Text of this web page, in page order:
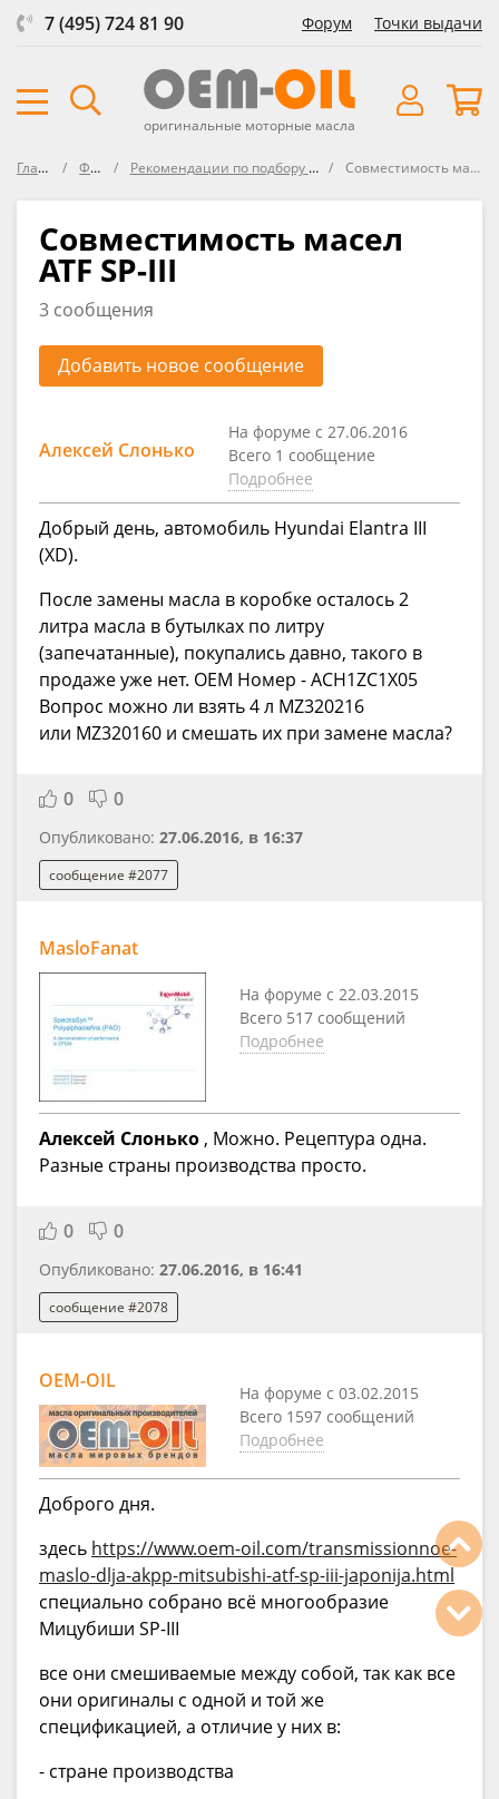
7 (495) 724 81 90 Форум Точки выдачи
оригинальные моторные масла
Главная Форум Рекомендации по подбору жидкости АКПП Совместимость масел ATF SP-III
Совместимость масел
ATF SP-III
3 сообщения
Добавить новое сообщение
Алексей Слонько
На форуме с 27.06.2016
Всего 1 сообщение
Подробнее
Добрый день, автомобиль Hyundai Elantra III
(XD).
После замены масла в коробке осталось 2
литра масла в бутылках по литру
(запечатанные), покупались давно, такого в
продаже уже нет. OEM Номер - ACH1ZC1X05
Вопрос можно ли взять 4 л MZ320216
или MZ320160 и смешать их при замене масла?
0 0
Опубликовано: 27.06.2016, в 16:37
сообщение #2077
MasloFanat
На форуме с 22.03.2015
Всего 517 сообщений
Подробнее
Алексей Слонько , Можно. Рецептура одна.
Разные страны производства просто.
0 0
Опубликовано: 27.06.2016, в 16:41
сообщение #2078
OEM-OIL
На форуме с 03.02.2015
Всего 1597 сообщений
Подробнее
Доброго дня.
здесь https://www.oem-oil.com/transmissionnoe-
maslo-dlja-akpp-mitsubishi-atf-sp-iii-japonija.html
специально собрано всё многообразие
Мицубиши SP-III
все они смешиваемые между собой, так как все
они оригиналы с одной и той же
спецификацией, а отличие у них в:
- стране производства